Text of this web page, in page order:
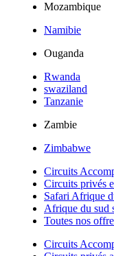
Mozambique
Namibie
Ouganda
Rwanda
swaziland
Tanzanie
Zambie
Zimbabwe
Circuits
Circuits privés
Safari Afrique
Afrique du sud
Toutes nos
Circuits